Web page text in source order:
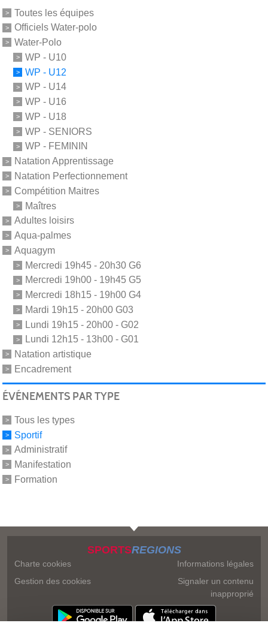
Toutes les équipes
Officiels Water-polo
Water-Polo
WP - U10
WP - U12
WP - U14
WP - U16
WP - U18
WP - SENIORS
WP - FEMININ
Natation Apprentissage
Natation Perfectionnement
Compétition Maitres
Maîtres
Adultes loisirs
Aqua-palmes
Aquagym
Mercredi 19h45 - 20h30 G6
Mercredi 19h00 - 19h45 G5
Mercredi 18h15 - 19h00 G4
Mardi 19h15 - 20h00 G03
Lundi 19h15 - 20h00 - G02
Lundi 12h15 - 13h00 - G01
Natation artistique
Encadrement
ÉVÉNEMENTS PAR TYPE
Tous les types
Sportif
Administratif
Manifestation
Formation
SPORTSREGIONS
Charte cookies
Gestion des cookies
Informations légales
Signaler un contenu
inapproprié